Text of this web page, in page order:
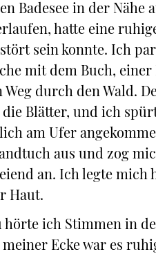
Badesee in der Nähe
hatte eine
sein konnte. Ich
mit dem Buch, einer
durch den Wald.
Blätter, und ich
am Ufer
aus und zog
an. Ich legte mich
Haut.
ich Stimmen in
Ecke war es